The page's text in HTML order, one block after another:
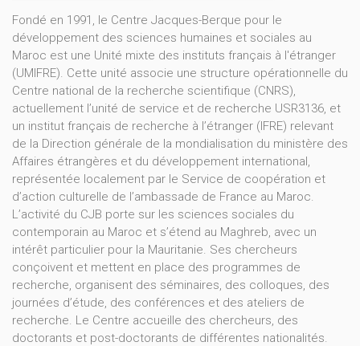
Fondé en 1991, le Centre Jacques-Berque pour le
développement des sciences humaines et sociales au
Maroc est une Unité mixte des instituts français à l'étranger
(UMIFRE). Cette unité associe une structure opérationnelle du
Centre national de la recherche scientifique (CNRS),
actuellement l’unité de service et de recherche USR3136, et
un institut français de recherche à l’étranger (IFRE) relevant
de la Direction générale de la mondialisation du ministère des
Affaires étrangères et du développement international,
représentée localement par le Service de coopération et
d’action culturelle de l’ambassade de France au Maroc.
L’activité du CJB porte sur les sciences sociales du
contemporain au Maroc et s’étend au Maghreb, avec un
intérêt particulier pour la Mauritanie. Ses chercheurs
conçoivent et mettent en place des programmes de
recherche, organisent des séminaires, des colloques, des
journées d’étude, des conférences et des ateliers de
recherche. Le Centre accueille des chercheurs, des
doctorants et post-doctorants de différentes nationalités.